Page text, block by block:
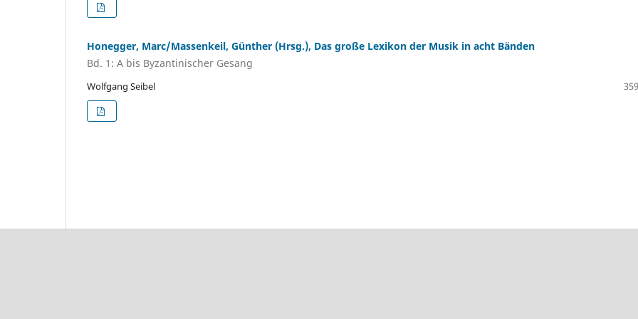
Honegger, Marc/Massenkeil, Günther (Hrsg.), Das große Lexikon der Musik in acht Bänden
Bd. 1: A bis Byzantinischer Gesang
Wolfgang Seibel